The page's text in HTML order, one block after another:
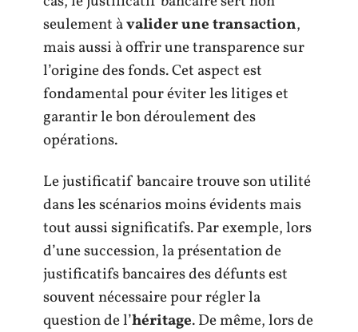
seulement àvalider une transaction,
mais aussi à offrir une transparence sur
l’origine des fonds. Cet aspect est
fondamental pour éviter les litiges et
garantir le bon déroulement des
opérations.
Le justificatif bancaire trouve son utilité
dans les scénarios moins évidents mais
tout aussi significatifs. Par exemple, lors
d’une succession, la présentation de
justificatifs bancaires des défunts est
souvent nécessaire pour régler la
question de l’héritage. De même, lors de